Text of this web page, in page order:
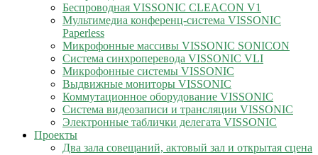
Беспроводная VISSONIC CLEACON V1
Мультимедиа конференц-система VISSONIC
Paperless
Микрофонные массивы VISSONIC SONICON
Система синхроперевода VISSONIC VLI
Микрофонные системы VISSONIC
Выдвижные мониторы VISSONIC
Коммутационное оборудование VISSONIC
Система видеозаписи и трансляции VISSONIC
Электронные таблички делегата VISSONIC
Проекты
Два зала совещаний, актовый зал и открытая сцена